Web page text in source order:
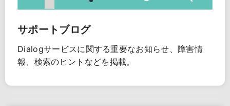
サポートブログ
Dialogサービスに関する重要なお知らせ、障害情
報、検索のヒントなどを掲載。